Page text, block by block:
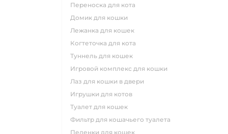
переноска для кота
домик для кошки
лежанка для кошек
когтеточка для кота
туннель для кошек
игровой комплекс для кошки
лаз для кошки в двери
игрушки для котов
туалет для кошек
фильтр для кошачьего туалета
пеленки для кошек